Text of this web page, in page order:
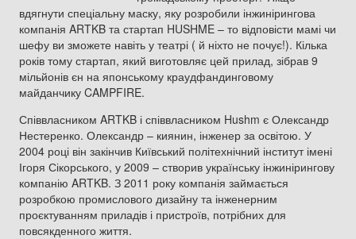
вдягнути спеціальну маску, яку розробили інжинірингова
компанія ARTKB та стартап HUSHME – то відповісти мамі чи
шефу ви зможете навіть у театрі ( й ніхто не почує!). Кілька
років тому стартап, який виготовляє цей прилад, зібрав 9
мільйонів єн на японському краудфандинговому
майданчику CAMPFIRE.
Співвласником ARTKB і співвласником Hushm є Олександр
Нестеренко. Олександр – киянин, інженер за освітою. У
2004 році він закінчив Київський політехнічний інститут імені
Ігоря Сікорського, у 2009 – створив українську інжинірингову
компанію ARTKB. З 2011 року компанія займається
розробкою промислового дизайну та інженерним
проєктуванням приладів і пристроїв, потрібних для
повсякденного життя.